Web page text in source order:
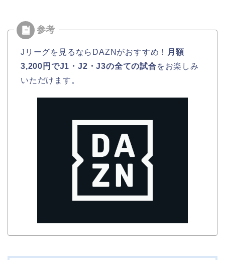
Jリーグを見るならDAZNがおすすめ！
月額
3,200円でJ1・J2・J3の全ての試合をお楽しみ
いただけます。